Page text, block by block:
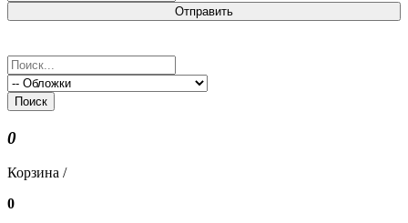
Отправить
Поиск
0
Корзина /
0